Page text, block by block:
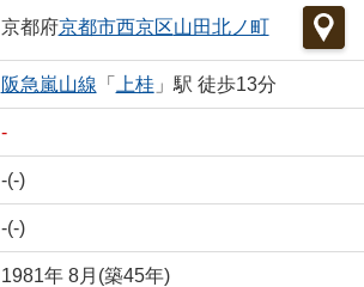
京都府京都市西京区山田北ノ町
阪急嵐山線 「 上桂」駅 徒歩13分
-
-(-)
-(-)
1981年 8月(築45年)